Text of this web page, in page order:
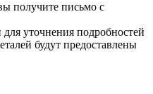
получите письмо с
уточнения подробностей
будут предоставлены